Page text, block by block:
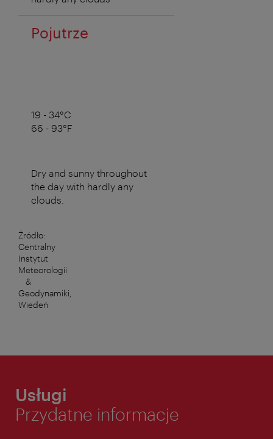
Pojutrze
19 - 34°C
66 - 93°F
Dry and sunny throughout
the day with hardly any
clouds.
Źródło:
Centralny
Instytut
Meteorologii
&
Geodynamiki,
Wiedeń
Usługi
Przydatne informacje